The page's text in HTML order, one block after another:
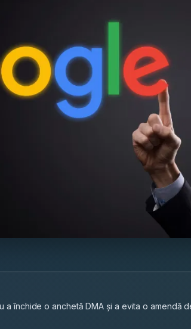
închide o anchetă DMA și a evita o amendă